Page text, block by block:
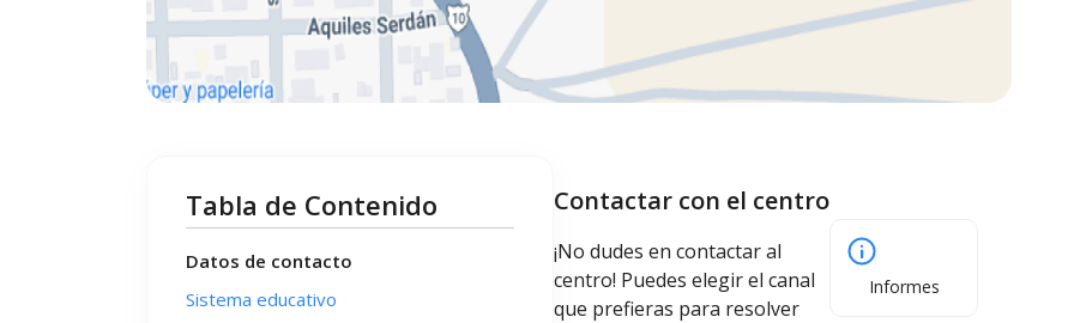
Tabla de Contenido
Datos de contacto
Sistema educativo
Contactar con el centro
¡No dudes en contactar al
centro! Puedes elegir el canal
que prefieras para resolver
Informes